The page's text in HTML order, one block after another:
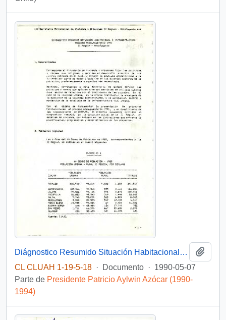
Diágnostico Resumido Situación Habitacional e Infraestructura Proceso Presupuestario 1991 II Región- Antofagasta
CL CLUAH 1-19-5-18 · Documento · 1990-05-07
Parte de Presidente Patricio Aylwin Azócar (1990-
1994)